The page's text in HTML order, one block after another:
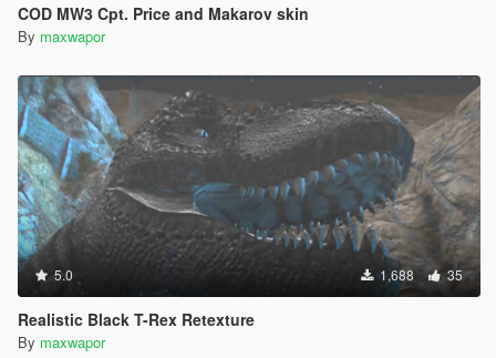
COD MW3 Cpt. Price and Makarov skin
By maxwapor
5.0 1,688 35
Realistic Black T-Rex Retexture
By maxwapor